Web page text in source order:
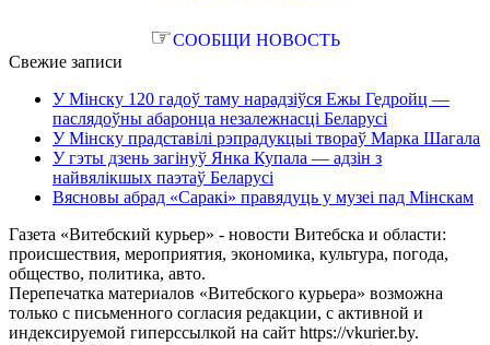
☞СООБЩИ НОВОСТЬ
Свежие записи
У Мінску 120 гадоў таму нарадзіўся Ежы Гедройц —
паслядоўны абаронца незалежнасці Беларусі
У Мінску прадставілі рэпрадукцыі твораў Марка Шагала
У гэты дзень загінуў Янка Купала — адзін з
найвялікшых паэтаў Беларусі
Вясновы абрад «Саракі» правядуць у музеі пад Мінскам
Газета «Витебский курьер» - новости Витебска и области:
происшествия, мероприятия, экономика, культура, погода,
общество, политика, авто.
Перепечатка материалов «Витебского курьера» возможна
только с письменного согласия редакции, с активной и
индексируемой гиперссылкой на сайт https://vkurier.by.